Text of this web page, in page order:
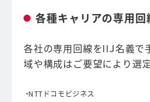
各種キャリアの専用回
各社の専用回線をIIJ名義で
域や構成はご要望により選定
NTTドコモビジネス